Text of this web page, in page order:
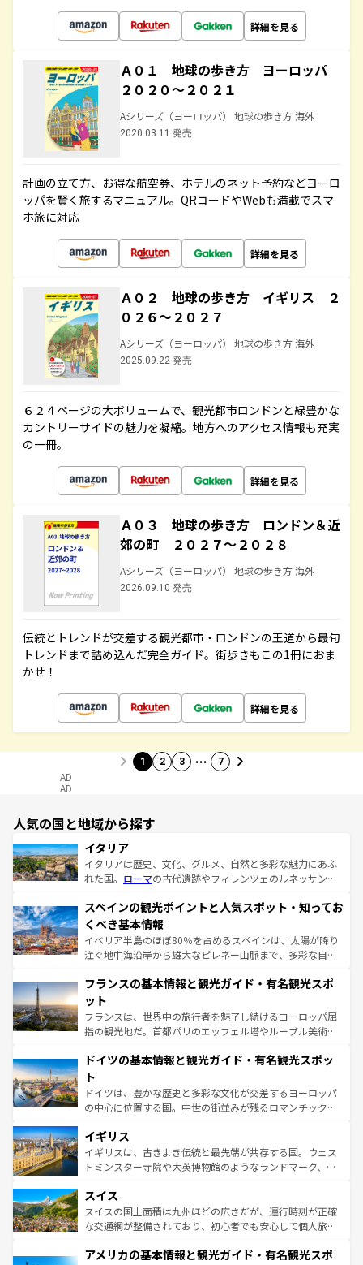
詳細を見る
Ａ０１ 地球の歩き方 ヨーロッパ
２０２０～２０２１
Aシリーズ（ヨーロッパ） 地球の歩き方 海外
2020.03.11 発売
計画の立て方、お得な航空券、ホテルのネット予約などヨーロ
ッパを賢く旅するマニュアル。QRコードやWebも満載でスマ
ホ旅に対応
詳細を見る
Ａ０２ 地球の歩き方 イギリス ２
０２６～２０２７
Aシリーズ（ヨーロッパ） 地球の歩き方 海外
2025.09.22 発売
６２４ページの大ボリュームで、観光都市ロンドンと緑豊かな
カントリーサイドの魅力を凝縮。地方へのアクセス情報も充実
の一冊。
詳細を見る
Ａ０３ 地球の歩き方 ロンドン＆近
郊の町 ２０２７～２０２８
Aシリーズ（ヨーロッパ） 地球の歩き方 海外
2026.09.10 発売
伝統とトレンドが交差する観光都市・ロンドンの王道から最旬
トレンドまで詰め込んだ完全ガイド。街歩きもこの1冊におま
かせ！
詳細を見る
1 2 3 … 7
AD
AD
人気の国と地域から探す
イタリア
イタリアは歴史、文化、グルメ、自然と多彩な魅力にあふ
れた国。 ローマの古代遺跡やフィレンツェのルネッサンス
ろん、トスカーナの美しい田園風景やアマルフィ海岸の絶
景など、自然景観も見逃せない。観光の合間には、本場の
ピザやパスタなど、絶品のイタリア料理を堪能することも
できる。朝目覚めてから夜眠るまで、すべての瞬間を楽し
なお、新着のイタリア情報はコンテンツ一覧を参照してほ
しい。
スペインの観光ポイントと人気スポット・知ってお
くべき基本情報
イベリア半島のほぼ80％を占めるスペインは、太陽が降り
注ぐ地中海沿岸から雄大なピレネー山脈まで、多彩な自然
文化が根付くこの国では、情熱的なフラメンコ、熱気あふ
れる闘牛、そして美味しいタパスが生活の一部となってい
る。首都マドリードの洗練された雰囲気や、バルセロナの
アートに溢れた街角から、地方では古代ローマ遺跡や中世
せる。地方によって風土や気候が異なるスペインはその個
ンテンツ一覧 を参照してほしい。
フランスの基本情報と観光ガイド・有名観光スポ
ット
フランスは、世界中の旅行者を魅了し続けるヨーロッパ屈
指の観光地だ。首都パリのエッフェル塔やルーブル美術館
で、幅広い魅力が詰まっている。華麗な宮殿、歴史的な大
聖堂、美しいビーチ、そして豊かな自然が、訪れる者を心
から魅了する。また、フランスは美食の国としても知ら
れ、フランス料理はユネスコ無形文化遺産にも登録されて
香り高いラベンダー畑など、多彩な楽しみ方が可能だ。さ
らに、パリ以外の地域にも魅力が溢れており、どの街角に
も豊かな歴史と文化が息づいている。パリ以外の個性あふ
を参照してほしい。
ドイツの基本情報と観光ガイド・有名観光スポッ
ト
ドイツは、豊かな歴史と多彩な文化が交差するヨーロッパ
の中心に位置する国。中世の街並みが残るロマンチック街
顔を持つこの国は、どこを歩いても飽きることがない。ベ
ルリンの文化的活気、バイエルン州のアルプスの絶景、そ
してライン川沿いのワイン畑といった風景は必見。ビール
は、お酒好きな人にはぜひ体験してほしい。 なお、新着の
ドイツ情報はコンテンツ一覧を参照してほしい。
イギリス
イギリスは、古きよき伝統と最先端が共存する国。ウェス
トミンスター寺院や大英博物館のようなランドマーク、歴
リアごとに異なる魅力がある。また、優雅なアフタヌーン
ティー、ビール好きにはたまらない英国パブ、サッカー観
戦など、本場だからこそできる体験も豊富。イギリスを旅
ンツ一覧を参照してほしい。
スイス
スイスの国土面積は九州ほどの広さだが、運行時刻が正確
な交通網が整備されており、初心者でも安心して個人旅行
の建物がそのまま残る町や、スイスならではのユニークな
アメリカの基本情報と観光ガイド・有名観光スポ